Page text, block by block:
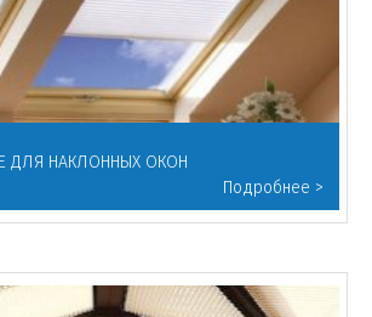
ДЛЯ НАКЛОННЫХ ОКОН